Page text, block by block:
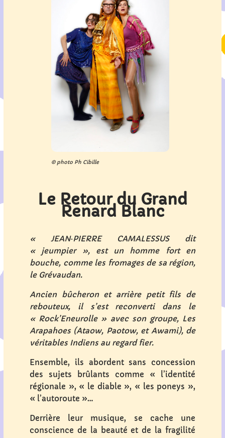
© photo Ph Cibille
Le Retour du Grand
Renard Blanc
« JEAN‐PIERRE CAMALESSUS dit
« jeumpier », est un homme fort en
bouche, comme les fromages de sa région,
le Grévaudan.
Ancien bûcheron et arrière petit fils de
rebouteux, il s’est reconverti dans le
« Rock’Eneurolle » avec son groupe, Les
Arapahoes (Ataow, Paotow, et Awami), de
véritables Indiens au regard fier.
Ensemble, ils abordent sans concession
des sujets brûlants comme « l’identité
régionale », « le diable », « les poneys »,
« l’autoroute »…
Derrière leur musique, se cache une
conscience de la beauté et de la fragilité